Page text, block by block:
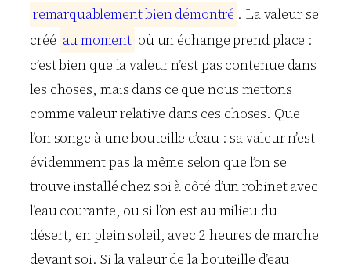
remarquablementbiendémontré . La valeur se
créé aumoment où un échange prend place :
c’est bien que la valeur n’est pas contenue dans
les choses, mais dans ce que nous mettons
comme valeur relative dans ces choses. Que
l’on songe à une bouteille d’eau : sa valeur n’est
évidemment pas la même selon que l’on se
trouve installé chez soi à côté d’un robinet avec
l’eau courante, ou si l’on est au milieu du
désert, en plein soleil, avec 2 heures de marche
devant soi. Si la valeur de la bouteille d’eau